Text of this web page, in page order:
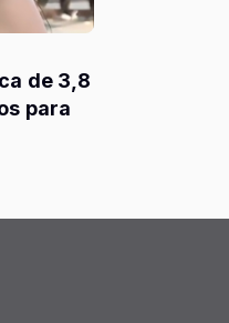
de 3,8
para